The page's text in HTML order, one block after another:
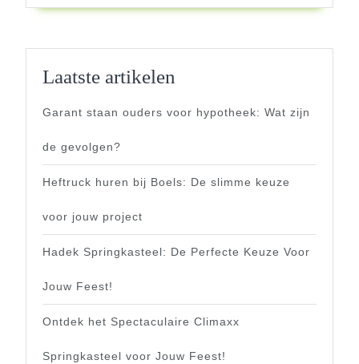
Laatste artikelen
Garant staan ouders voor hypotheek: Wat zijn
de gevolgen?
Heftruck huren bij Boels: De slimme keuze
voor jouw project
Hadek Springkasteel: De Perfecte Keuze Voor
Jouw Feest!
Ontdek het Spectaculaire Climaxx
Springkasteel voor Jouw Feest!